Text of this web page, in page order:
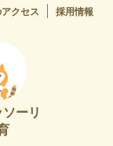
クセス 採用情報
ーリ